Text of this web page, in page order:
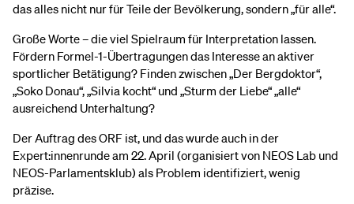
das alles nicht nur für Teile der Bevölkerung, sondern „für alle“.
Große Worte – die viel Spielraum für Interpretation lassen.
Fördern Formel-1-Übertragungen das Interesse an aktiver
sportlicher Betätigung? Finden zwischen „Der Bergdoktor“,
„Soko Donau“, „Silvia kocht“ und „Sturm der Liebe“ „alle“
ausreichend Unterhaltung?
Der Auftrag des ORF ist, und das wurde auch in der
Expert:innenrunde am 22. April (organisiert von NEOS Lab und
NEOS-Parlamentsklub) als Problem identifiziert, wenig
präzise.